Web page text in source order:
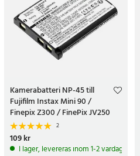
Kamerabatteri NP-45 till
Fujifilm Instax Mini 90 /
Finepix Z300 / FinePix JV250
2
Pris:109 kr
109 kr
I lager, levereras inom 1-2 vardagar